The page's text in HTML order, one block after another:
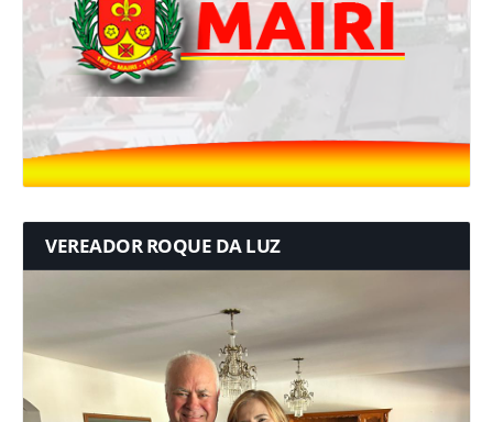
VEREADOR ROQUE DA LUZ